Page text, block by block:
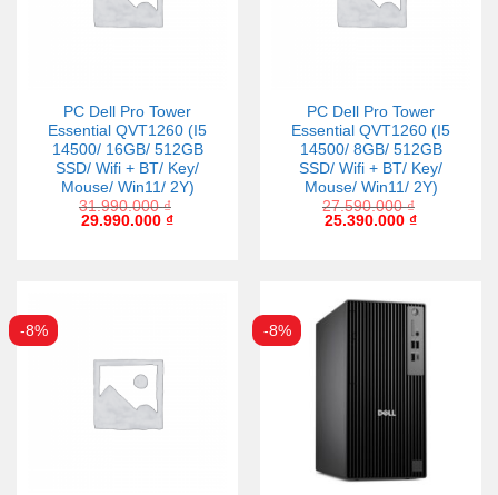
PC Dell Pro Tower
Essential QVT1260 (I5
14500/ 16GB/ 512GB
SSD/ Wifi + BT/ Key/
Mouse/ Win11/ 2Y)
31.990.000₫
29.990.000 ₫
PC Dell Pro Tower
Essential QVT1260 (I5
14500/ 8GB/ 512GB
SSD/ Wifi + BT/ Key/
Mouse/ Win11/ 2Y)
27.590.000₫
25.390.000 ₫
-8% -8%